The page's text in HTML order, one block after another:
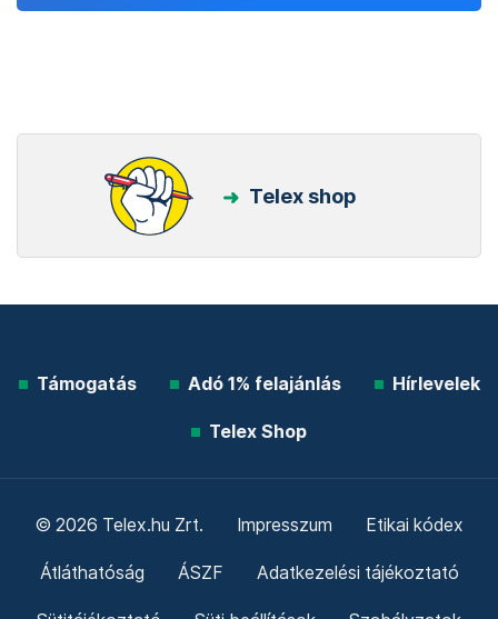
Telex shop
Támogatás Adó 1% felajánlás Hírlevelek
Telex Shop
© 2026 Telex.hu Zrt. Impresszum Etikai kódex
Átláthatóság ÁSZF Adatkezelési tájékoztató